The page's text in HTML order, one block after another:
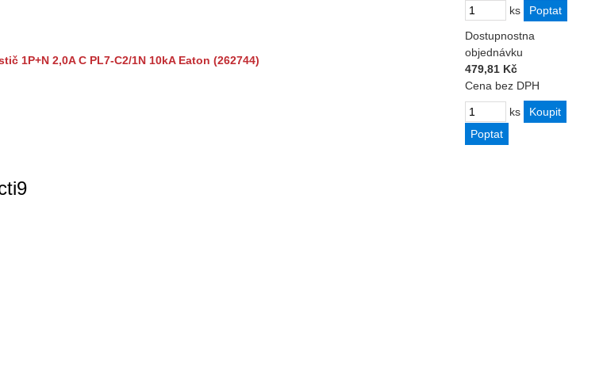
ks
1P+N 2,0A C PL7-C2/1N 10kA Eaton (262744)
Dostupnostna
objednávku
479,81 Kč
Cena bez DPH
ks